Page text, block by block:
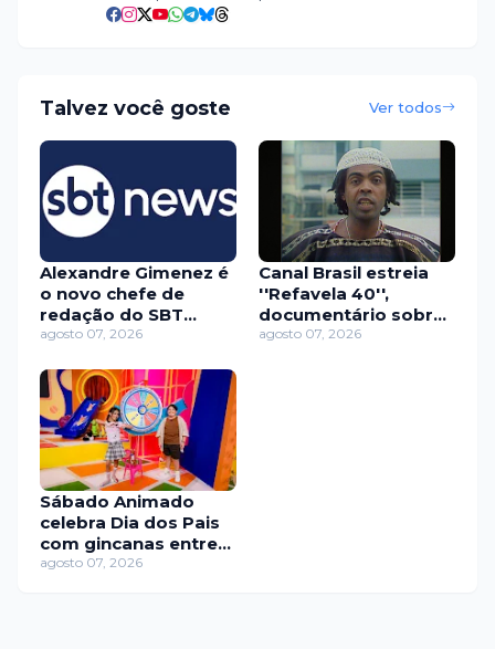
Talvez você goste Ver todos
Alexandre Gimenez é
o novo chefe de
redação do SBT
News após 24 anos
agosto 07, 2026
Canal Brasil estreia
''Refavela 40'',
documentário sobre
álbum histórico de
agosto 07, 2026
Sábado Animado
celebra Dia dos Pais
com gincanas entre
pais e filhos
agosto 07, 2026